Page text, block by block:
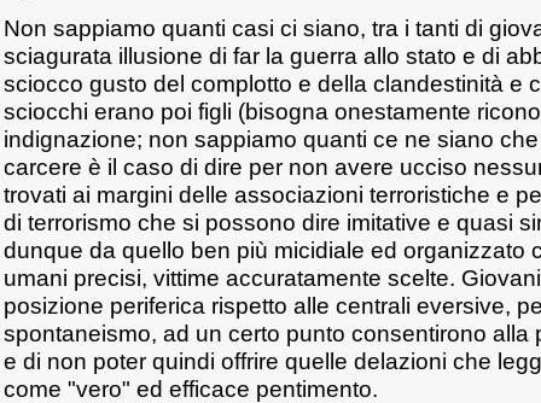
Non sappiamo quanti casi ci siano, tra i tanti di
sciagurata illusione di far la guerra allo stato e di
sciocco gusto del complotto e della clandestinità e
sciocchi erano poi figli (bisogna onestamente
indignazione; non sappiamo quanti ce ne siano
carcere è il caso di dire per non avere ucciso
trovati ai margini delle associazioni terroristiche e
di terrorismo che si possono dire imitative e quasi
dunque da quello ben più micidiale ed organizzato
umani precisi, vittime accuratamente scelte.
posizione periferica rispetto alle centrali eversive,
spontaneismo, ad un certo punto consentirono alla
e di non poter quindi offrire quelle delazioni che
come "vero" ed efficace pentimento.